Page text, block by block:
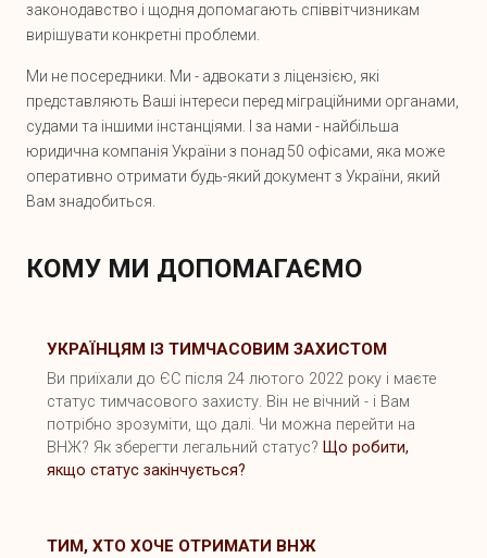
законодавство і щодня допомагають співвітчизникам
вирішувати конкретні проблеми.
Ми не посередники. Ми - адвокати з ліцензією, які
представляють Ваші інтереси перед міграційними органами,
судами та іншими інстанціями. І за нами - найбільша
юридична компанія України з понад 50 офісами, яка може
оперативно отримати будь-який документ з України, який
Вам знадобиться.
КОМУ МИ ДОПОМАГАЄМО
УКРАЇНЦЯМ ІЗ ТИМЧАСОВИМ ЗАХИСТОМ
Ви приїхали до ЄС після 24 лютого 2022 року і маєте
статус тимчасового захисту. Він не вічний - і Вам
потрібно зрозуміти, що далі. Чи можна перейти на
ВНЖ? Як зберегти легальний статус? Що робити,
якщо статус закінчується?
ТИМ, ХТО ХОЧЕ ОТРИМАТИ ВНЖ